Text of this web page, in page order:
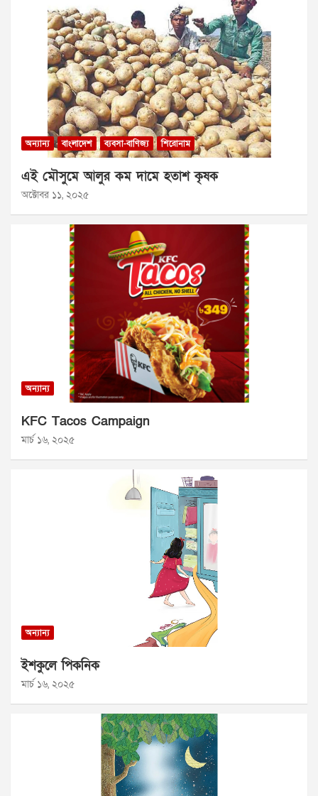
অন্যান্য বাংলাদেশ ব্যবসা-বাণিজ্য শিরোনাম
এই মৌসুমে আলুর কম দামে হতাশ কৃষক
অক্টোবর ১১, ২০২৫
অন্যান্য
KFC Tacos Campaign
মার্চ ১৬, ২০২৫
অন্যান্য
ইশকুলে পিকনিক
মার্চ ১৬, ২০২৫